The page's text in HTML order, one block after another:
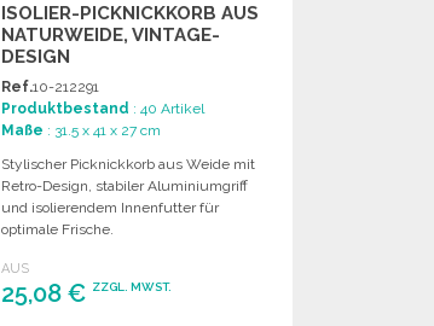
ISOLIER-PICKNICKKORB AUS
NATURWEIDE, VINTAGE-
DESIGN
Ref.10-212291
Produktbestand : 40 Artikel
Maße : 31.5 x 41 x 27 cm
Stylischer Picknickkorb aus Weide mit
Retro-Design, stabiler Aluminiumgriff
und isolierendem Innenfutter für
optimale Frische.
AUS
25,08 € ZZGL. MWST.